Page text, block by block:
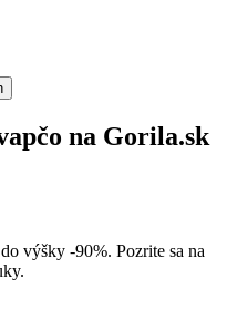
na Gorila.sk
výšky -90%. Pozrite sa na